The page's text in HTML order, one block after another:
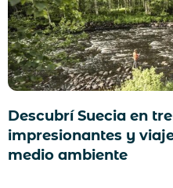
Descubrí Suecia en
impresionantes y
medio ambiente